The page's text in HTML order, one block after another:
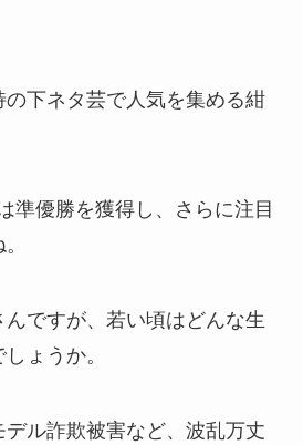
下ネタ芸で人気を集める紺
準優勝を獲得し、さらに注目
ですが、若い頃はどんな生
ょうか。
ル詐欺被害など、波乱万丈